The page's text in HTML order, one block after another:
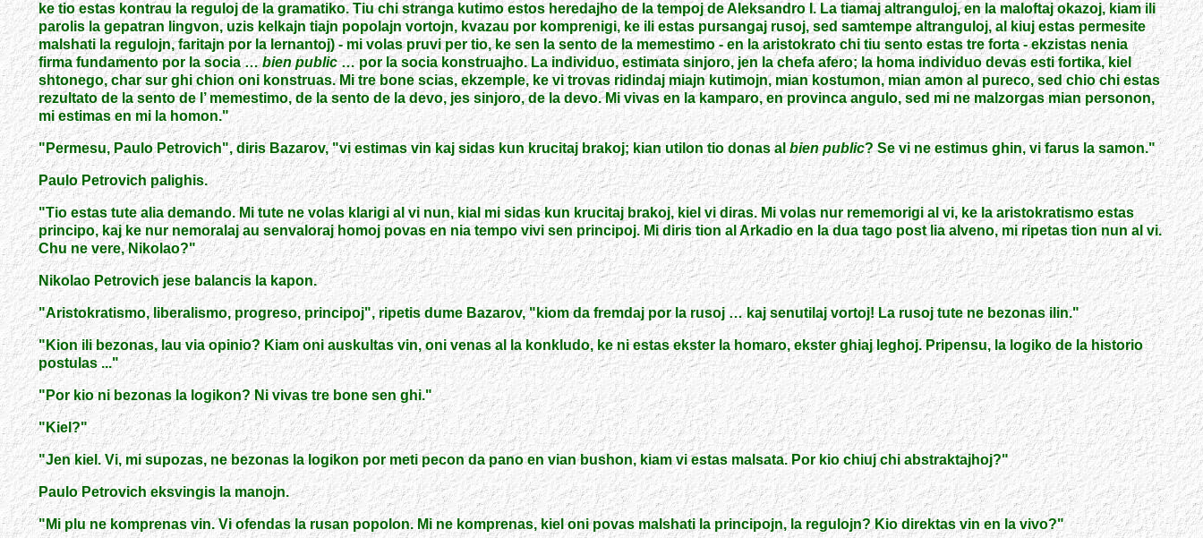
ke tio estas kontrau la reguloj de la gramatiko. Tiu chi stranga kutimo estos heredajho de la tempoj de Aleksandro I. La tiamaj altranguloj, en la maloftaj okazoj, kiam ili
parolis la gepatran lingvon, uzis kelkajn tiajn popolajn vortojn, kvazau por komprenigi, ke ili estas pursangaj rusoj, sed samtempe altranguloj, al kiuj estas permesite
malshati la regulojn, faritajn por la lernantoj)-mi volas pruvi per tio, ke sen la sento de la memestimo- en la aristokrato chi tiu sento estas tre forta-ekzistas nenia
firma fundamento por la socia …bien public… por la socia konstruajho. La individuo, estimata sinjoro, jen la chefa afero; la homa individuo devas esti fortika, kiel
shtonego, char sur ghi chion oni konstruas. Mi tre bone scias, ekzemple, ke vi trovas ridindaj miajn kutimojn, mian kostumon, mian amon al pureco, sed chio chi estas
rezultato de la sento de l’ memestimo, de la sento de la devo, jes sinjoro, de la devo. Mi vivas en la kamparo, en provinca angulo, sed mi ne malzorgas mian personon,
mi estimas en mi la homon."
"Permesu, Paulo Petrovich", diris Bazarov,"vi estimas vin kaj sidas kun krucitaj brakoj; kian utilon tio donas albien public? Se vi ne estimus ghin, vi farus la samon."
Paulo Petrovich palighis.
"Tio estas tute alia demando. Mi tute ne volas klarigi al vi nun, kial mi sidas kun krucitaj brakoj, kiel vi diras. Mi volas nur rememorigi al vi, ke la aristokratismo estas
principo, kaj ke nur nemoralaj au senvaloraj homoj povas en nia tempo vivi sen principoj. Mi diris tion al Arkadio en la dua tago post lia alveno, mi ripetas tion nun al vi.
Chu ne vere, Nikolao?"
Nikolao Petrovich jese balancis la kapon.
"Aristokratismo, liberalismo, progreso, principoj", ripetis dume Bazarov,"kiom da fremdaj por la rusoj … kaj senutilaj vortoj! La rusoj tute ne bezonas ilin."
"Kion ili bezonas, lau via opinio? Kiam oni auskultas vin, oni venas al la konkludo, ke ni estas ekster la homaro, ekster ghiaj leghoj. Pripensu, la logiko de la historio
postulas ..."
" Por kio ni bezonas la logikon? Ni vivas tre bone sen ghi."
" Kiel?"
"Jen kiel. Vi, mi supozas, ne bezonas la logikon por meti pecon da pano en vian bushon, kiam vi estas malsata. Por kio chiuj chi abstraktajhoj?"
Paulo Petrovich eksvingis la manojn.
"Mi plu ne komprenas vin. Vi ofendas la rusan popolon. Mi ne komprenas, kiel oni povas malshati la principojn, la regulojn? Kio direktas vin en la vivo?"